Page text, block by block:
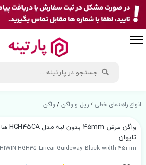
انواع راهنمای خطی/ریل و واگن/ واگن
تایوان
HIWIN HGH45 Linear Guideway Block width 45mm